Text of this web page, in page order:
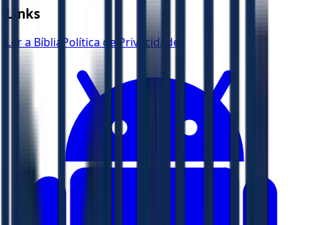
Links
Ler a Bíblia Política de Privacidade